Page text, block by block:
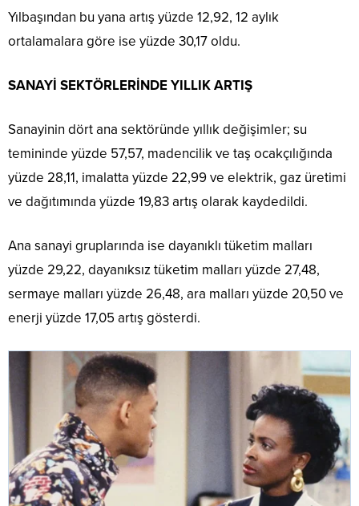
Yılbaşından bu yana artış yüzde 12,92, 12 aylık
ortalamalara göre ise yüzde 30,17 oldu.
SANAYİ SEKTÖRLERİNDE YILLIK ARTIŞ
Sanayinin dört ana sektöründe yıllık değişimler; su
temininde yüzde 57,57, madencilik ve taş ocakçılığında
yüzde 28,11, imalatta yüzde 22,99 ve elektrik, gaz üretimi
ve dağıtımında yüzde 19,83 artış olarak kaydedildi.
Ana sanayi gruplarında ise dayanıklı tüketim malları
yüzde 29,22, dayanıksız tüketim malları yüzde 27,48,
sermaye malları yüzde 26,48, ara malları yüzde 20,50 ve
enerji yüzde 17,05 artış gösterdi.